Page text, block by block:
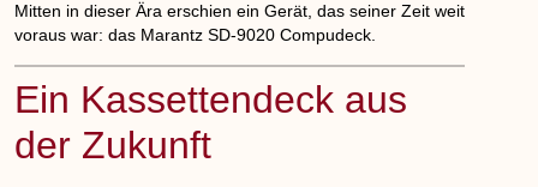
Mitten in dieser Ära erschien ein Gerät, das seiner Zeit weit
voraus war: das Marantz SD-9020 Compudeck.
Ein Kassettendeck aus
der Zukunft